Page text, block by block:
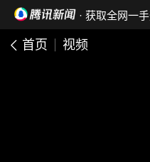
· 获取全网一
首页 视频